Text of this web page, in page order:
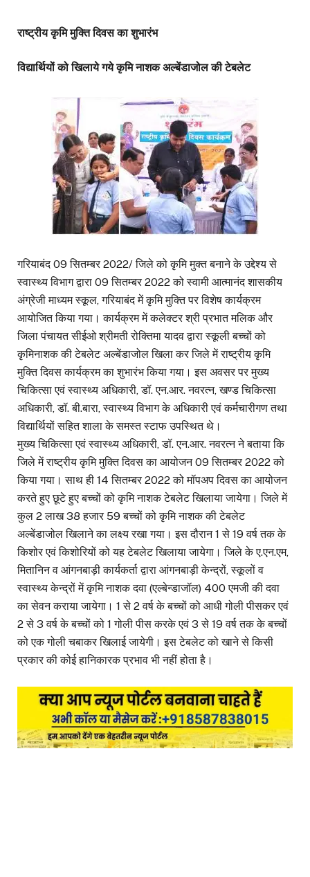
राष्ट्रीय कृमि मुक्ति दिवस का शुभारंभ
विद्यार्थियों को खिलाये गये कृमि नाशक अल्बेंडाजोल की टेबलेट
गरियाबंद 09 सितम्बर 2022/ जिले को कृमि मुक्त बनाने के उद्देश्य से
स्वास्थ्य विभाग द्वारा 09 सितम्बर 2022 को स्वामी आत्मानंद शासकीय
अंग्रेजी माध्यम स्कूल, गरियाबंद में कृमि मुक्ति पर विशेष कार्यक्रम
आयोजित किया गया। कार्यक्रम में कलेक्टर श्री प्रभात मलिक और
जिला पंचायत सीईओ श्रीमती रोक्तिमा यादव द्वारा स्कूली बच्चों को
कृमिनाशक की टेबलेट अल्बेंडाजोल खिला कर जिले में राष्ट्रीय कृमि
मुक्ति दिवस कार्यक्रम का शुभारंभ किया गया। इस अवसर पर मुख्य
चिकित्सा एवं स्वास्थ्य अधिकारी, डॉ. एन.आर. नवरत्न, खण्ड चिकित्सा
अधिकारी, डॉ. बी.बारा, स्वास्थ्य विभाग के अधिकारी एवं कर्मचारीगण तथा
विद्यार्थियों सहित शाला के समस्त स्टाफ उपस्थित थे।
मुख्य चिकित्सा एवं स्वास्थ्य अधिकारी, डॉ. एन.आर. नवरत्न ने बताया कि
जिले में राष्ट्रीय कृमि मुक्ति दिवस का आयोजन 09 सितम्बर 2022 को
किया गया। साथ ही 14 सितम्बर 2022 को मॉपअप दिवस का आयोजन
करते हुए छूटे हुए बच्चों को कृमि नाशक टेबलेट खिलाया जायेगा। जिले में
कुल 2 लाख 38 हजार 59 बच्चों को कृमि नाशक की टेबलेट
अल्बेंडाजोल खिलाने का लक्ष्य रखा गया। इस दौरान 1 से 19 वर्ष तक के
किशोर एवं किशोरियों को यह टेबलेट खिलाया जायेगा। जिले के ए.एन.एम,
मितानिन व आंगनबाड़ी कार्यकर्ता द्वारा आंगनबाड़ी केन्द्रों, स्कूलों व
स्वास्थ्य केन्द्रों में कृमि नाशक दवा (एल्बेन्डाजॉल) 400 एमजी की दवा
का सेवन कराया जायेगा। 1 से 2 वर्ष के बच्चों को आधी गोली पीसकर एवं
2 से 3 वर्ष के बच्चों को 1 गोली पीस करके एवं 3 से 19 वर्ष तक के बच्चों
को एक गोली चबाकर खिलाई जायेगी। इस टेबलेट को खाने से किसी
प्रकार की कोई हानिकारक प्रभाव भी नहीं होता है।